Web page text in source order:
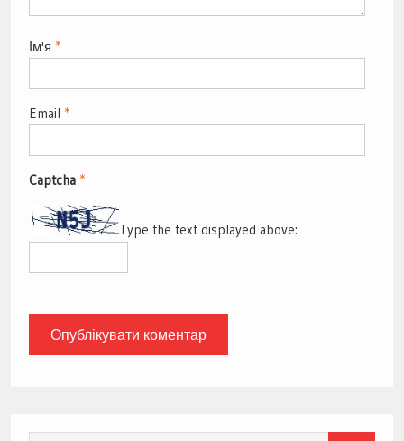
Ім'я *
Email *
Captcha *
Type the text displayed above: